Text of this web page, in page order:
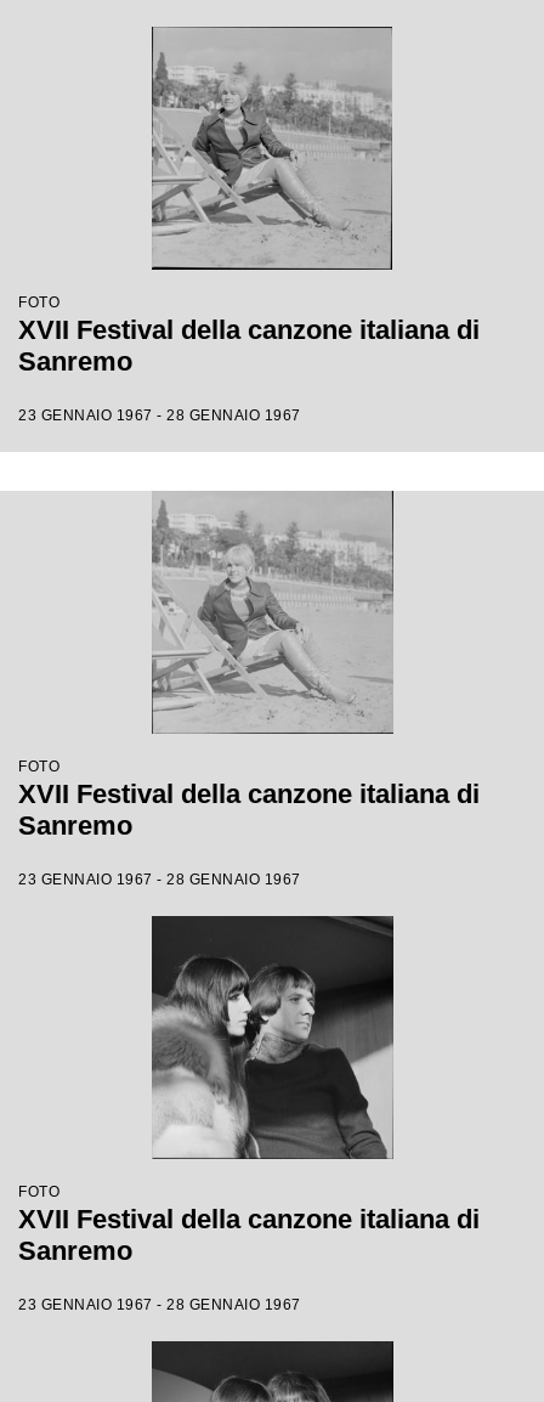
FOTO
XVII Festival della canzone italiana di
Sanremo
23 GENNAIO 1967 - 28 GENNAIO 1967
FOTO
XVII Festival della canzone italiana di
Sanremo
23 GENNAIO 1967 - 28 GENNAIO 1967
FOTO
XVII Festival della canzone italiana di
Sanremo
23 GENNAIO 1967 - 28 GENNAIO 1967